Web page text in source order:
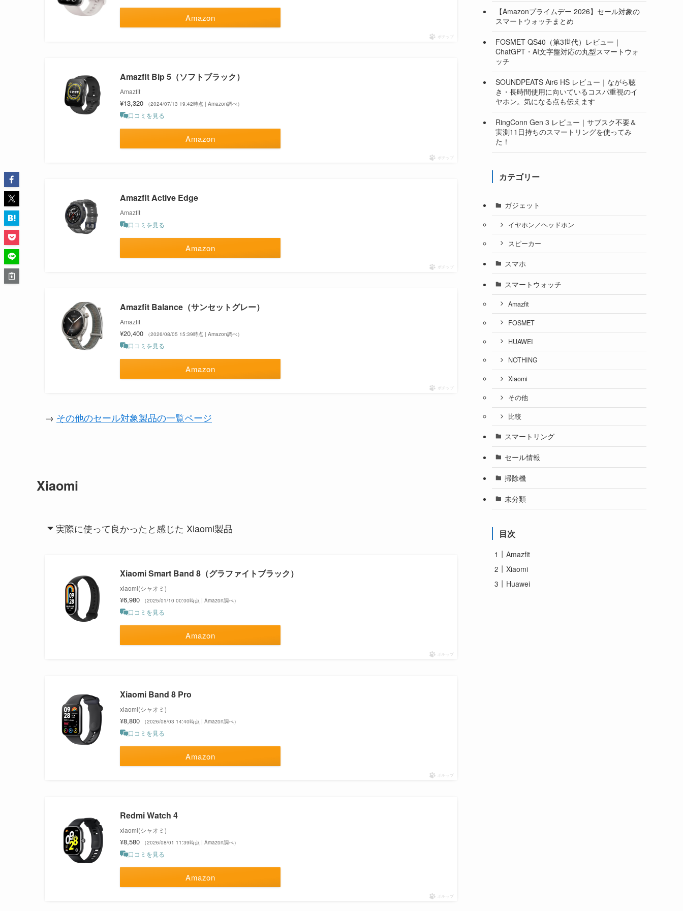
Amazon
ポチップ
Amazfit Bip 5（ソフトブラック）
Amazfit
¥13,320 （2024/07/13 19:42時点 | Amazon調べ）
口コミを見る
Amazon
ポチップ
Amazfit Active Edge
Amazfit
口コミを見る
Amazon
ポチップ
Amazfit Balance（サンセットグレー）
Amazfit
¥20,400 （2026/08/05 15:39時点 | Amazon調べ）
口コミを見る
Amazon
ポチップ
→ その他のセール対象製品の一覧ページ
Xiaomi
実際に使って良かったと感じた Xiaomi製品
Xiaomi Smart Band 8（グラファイトブラック）
xiaomi(シャオミ)
¥6,980 （2025/01/10 00:00時点 | Amazon調べ）
口コミを見る
Amazon
ポチップ
Xiaomi Band 8 Pro
xiaomi(シャオミ)
¥8,800 （2026/08/03 14:40時点 | Amazon調べ）
口コミを見る
Amazon
ポチップ
Redmi Watch 4
xiaomi(シャオミ)
¥8,580 （2026/08/01 11:39時点 | Amazon調べ）
口コミを見る
Amazon
ポチップ
【Amazonプライムデー 2026】セール対象の
スマートウォッチまとめ
FOSMET QS40（第3世代）レビュー｜
ChatGPT・AI文字盤対応の丸型スマートウォ
ッチ
SOUNDPEATS Air6 HS レビュー｜ながら聴
き・長時間使用に向いているコスパ重視のイ
ヤホン。気になる点も伝えます
RingConn Gen 3 レビュー｜サブスク不要＆
実測11日持ちのスマートリングを使ってみ
た！
カテゴリー
ガジェット
イヤホン／ヘッドホン
スピーカー
スマホ
スマートウォッチ
Amazfit
FOSMET
HUAWEI
NOTHING
Xiaomi
その他
比較
スマートリング
セール情報
掃除機
未分類
目次
Amazfit
Xiaomi
Huawei